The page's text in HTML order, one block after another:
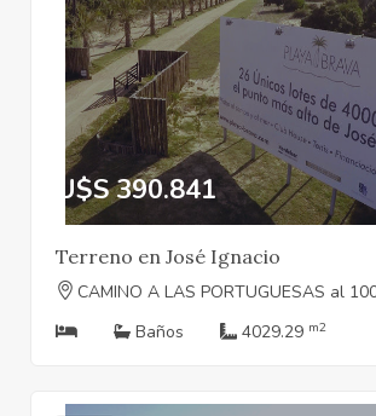
U$S 390.841
Terreno en José Ignacio
CAMINO A LAS PORTUGUESAS al
Baños
4029.29 m2